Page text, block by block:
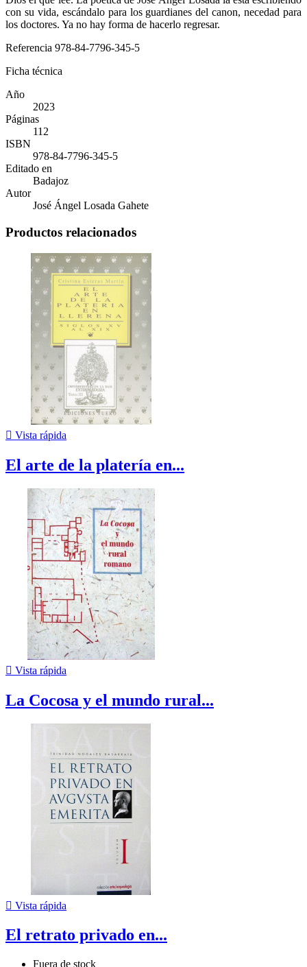
con su vida, escándalo para los guardianes del canon, necedad para
los doctores. Ya no hay forma de hacerlo regresar.
Referencia 978-84-7796-345-5
Ficha técnica
Año
2023
Páginas
112
ISBN
978-84-7796-345-5
Editado en
Badajoz
Autor
José Ángel Losada Gahete
Productos relacionados
 Vista rápida
El arte de la platería en...
 Vista rápida
La Cocosa y el mundo rural...
 Vista rápida
El retrato privado en...
Fuera de stock